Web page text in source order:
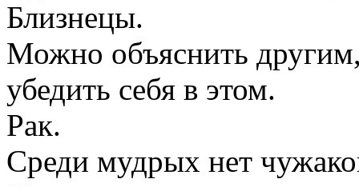
Близнецы.
Можно объяснить
убедить себя в этом.
Рак.
Среди мудрых нет